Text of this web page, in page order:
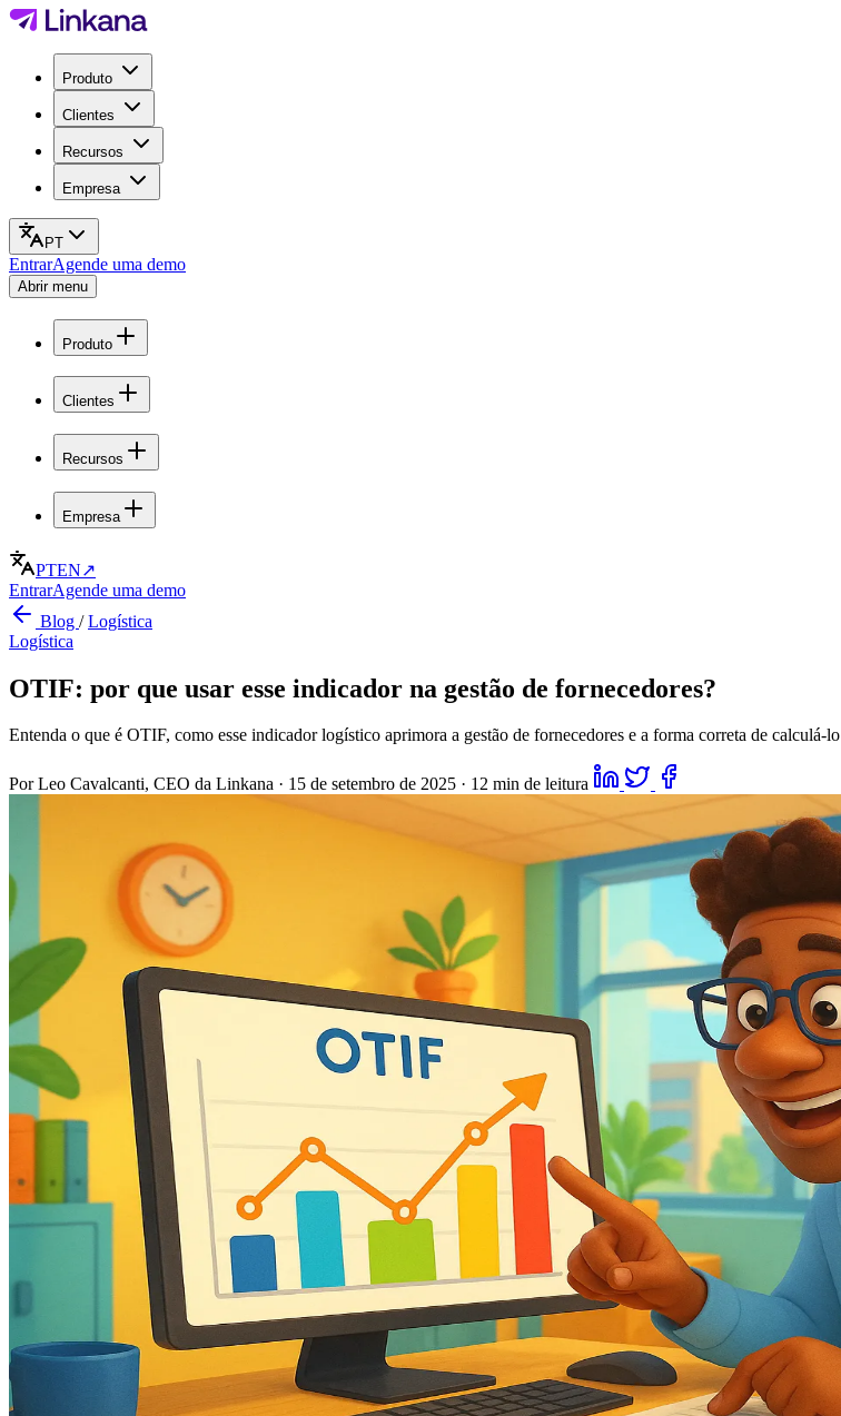
Produto
Clientes
Recursos
Empresa
PT
EntrarAgende uma demo
Abrir menu
Produto
Clientes
Recursos
Empresa
PTEN↗
EntrarAgende uma demo
Blog /Logística
Logística
OTIF: por que usar esse indicador na gestão de fornecedores?
Entenda o que é OTIF, como esse indicador logístico aprimora a gestão de fornecedores e a forma correta de calculá-lo
Por Leo Cavalcanti, CEO da Linkana · 15 de setembro de 2025 · 12 min de leitura